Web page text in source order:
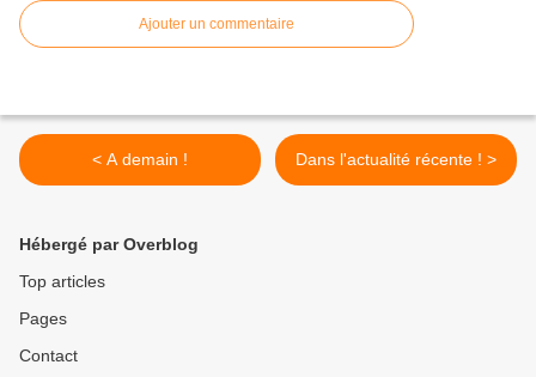
Ajouter un commentaire
< A demain ! Dans l'actualité récente ! >
Hébergé par Overblog
Top articles
Pages
Contact